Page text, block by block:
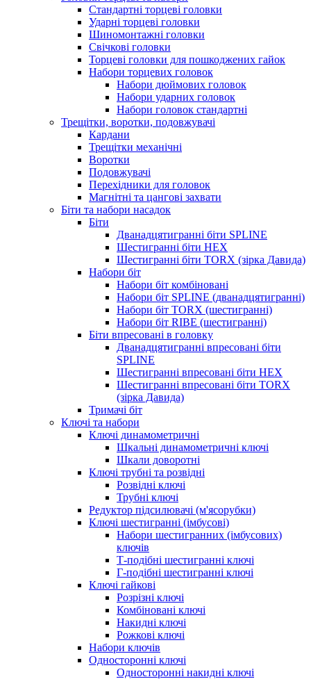
Стандартні торцеві головки
Ударні торцеві головки
Шиномонтажні головки
Свічкові головки
Торцеві головки для пошкоджених гайок
Набори торцевих головок
Набори дюймових головок
Набори ударних головок
Набори головок стандартні
Трещітки, воротки, подовжувачі
Кардани
Трещітки механічні
Воротки
Подовжувачі
Перехідники для головок
Магнітні та цангові захвати
Біти та набори насадок
Біти
Дванадцятигранні біти SPLINE
Шестигранні біти HEX
Шестигранні біти TORX (зірка Давида)
Набори біт
Набори біт комбіновані
Набори біт SPLINE (дванадцятигранні)
Набори біт TORX (шестигранні)
Набори біт RIBE (шестигранні)
Біти впресовані в головку
Дванадцятигранні впресовані біти
SPLINE
Шестигранні впресовані біти HEX
Шестигранні впресовані біти TORX
(зірка Давида)
Тримачі біт
Ключі та набори
Ключі динамометричні
Шкальні динамометричні ключі
Шкали доворотні
Ключі трубні та розвідні
Розвідні ключі
Трубні ключі
Редуктор підсилювачі (м'ясорубки)
Ключі шестигранні (імбусові)
Набори шестигранних (імбусових)
ключів
Т-подібні шестигранні ключі
Г-подібні шестигранні ключі
Ключі гайкові
Розрізні ключі
Комбіновані ключі
Накидні ключі
Рожкові ключі
Набори ключів
Односторонні ключі
Односторонні накидні ключі